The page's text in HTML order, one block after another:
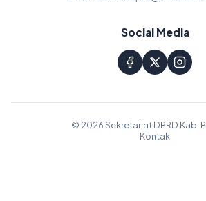
Social Media
© 2026 Sekretariat DPRD Kab.
Kontak